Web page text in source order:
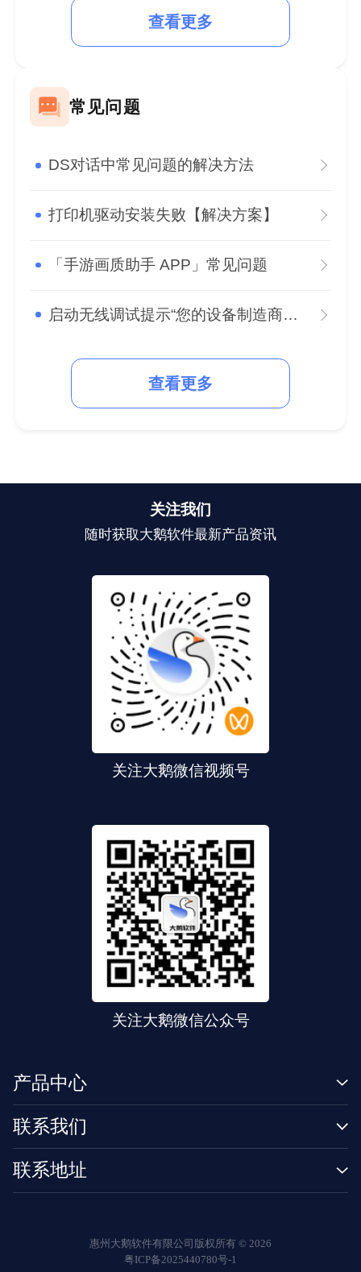
查看更多
常见问题
DS对话中常见问题的解决方法
打印机驱动安装失败【解决方案】
「手游画质助手 APP」常见问题
启动无线调试提示“您的设备制造商限制了adb的权限”怎么办？
查看更多
关注我们
随时获取大鹅软件最新产品资讯
关注大鹅微信视频号
关注大鹅微信公众号
产品中心
联系我们
联系地址
惠州大鹅软件有限公司版权所有 © 2026
粤ICP备2025440780号-1